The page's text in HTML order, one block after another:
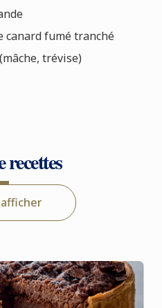
canard fumé tranché
trévise)
recettes